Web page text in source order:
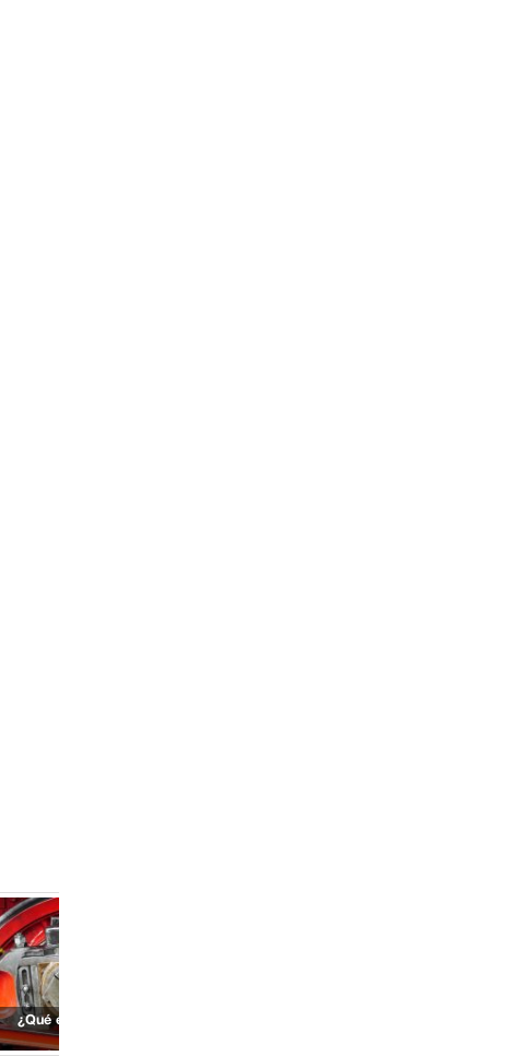
¿Qué es pivote?